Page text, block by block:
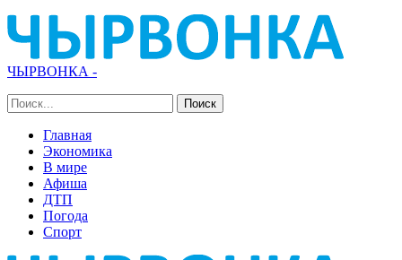
ЧЫРВОНКА -
Главная
Экономика
В мире
Афиша
ДТП
Погода
Спорт